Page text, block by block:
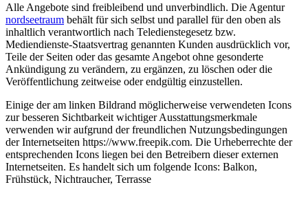
Alle Angebote sind freibleibend und unverbindlich. Die Agentur
nordseetraum behält für sich selbst und parallel für den oben als
inhaltlich verantwortlich nach Teledienstegesetz bzw.
Mediendienste-Staatsvertrag genannten Kunden ausdrücklich vor,
Teile der Seiten oder das gesamte Angebot ohne gesonderte
Ankündigung zu verändern, zu ergänzen, zu löschen oder die
Veröffentlichung zeitweise oder endgültig einzustellen.
Einige der am linken Bildrand möglicherweise verwendeten Icons
zur besseren Sichtbarkeit wichtiger Ausstattungsmerkmale
verwenden wir aufgrund der freundlichen Nutzungsbedingungen
der Internetseiten https://www.freepik.com. Die Urheberrechte der
entsprechenden Icons liegen bei den Betreibern dieser externen
Internetseiten. Es handelt sich um folgende Icons: Balkon,
Frühstück, Nichtraucher, Terrasse